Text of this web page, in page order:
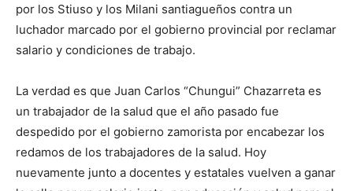
por los Stiuso y los Milani santiagueños contra un
luchador marcado por el gobierno provincial por reclamar
salario y condiciones de trabajo.
La verdad es que Juan Carlos “Chungui” Chazarreta es
un trabajador de la salud que el año pasado fue
despedido por el gobierno zamorista por encabezar los
redamos de los trabajadores de la salud. Hoy
nuevamente junto a docentes y estatales vuelven a ganar